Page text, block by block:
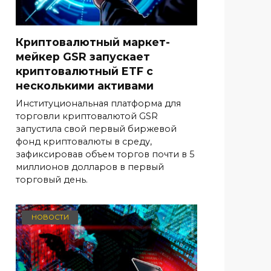
Криптовалютный маркет-
мейкер GSR запускает
криптовалютный ETF с
несколькими активами
Институциональная платформа для
торговли криптовалютой GSR
запустила свой первый биржевой
фонд криптовалюты в среду,
зафиксировав объем торгов почти в 5
миллионов долларов в первый
торговый день.
НОВОСТИ